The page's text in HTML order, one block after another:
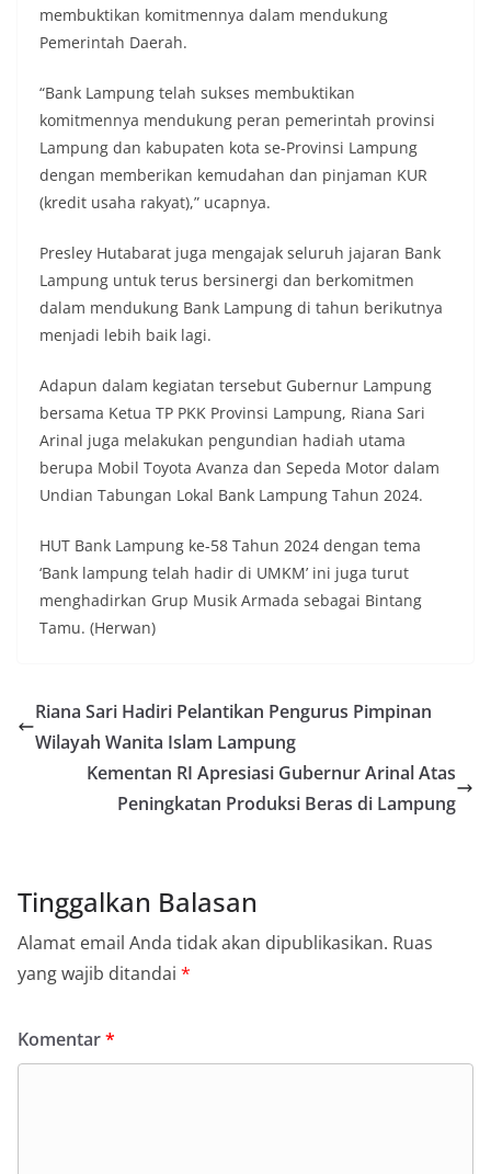
membuktikan komitmennya dalam mendukung
Pemerintah Daerah.
“Bank Lampung telah sukses membuktikan
komitmennya mendukung peran pemerintah provinsi
Lampung dan kabupaten kota se-Provinsi Lampung
dengan memberikan kemudahan dan pinjaman KUR
(kredit usaha rakyat),” ucapnya.
Presley Hutabarat juga mengajak seluruh jajaran Bank
Lampung untuk terus bersinergi dan berkomitmen
dalam mendukung Bank Lampung di tahun berikutnya
menjadi lebih baik lagi.
Adapun dalam kegiatan tersebut Gubernur Lampung
bersama Ketua TP PKK Provinsi Lampung, Riana Sari
Arinal juga melakukan pengundian hadiah utama
berupa Mobil Toyota Avanza dan Sepeda Motor dalam
Undian Tabungan Lokal Bank Lampung Tahun 2024.
HUT Bank Lampung ke-58 Tahun 2024 dengan tema
‘Bank lampung telah hadir di UMKM’ ini juga turut
menghadirkan Grup Musik Armada sebagai Bintang
Tamu. (Herwan)
Riana Sari Hadiri Pelantikan Pengurus Pimpinan
Wilayah Wanita Islam Lampung
Kementan RI Apresiasi Gubernur Arinal Atas
Peningkatan Produksi Beras di Lampung
Tinggalkan Balasan
Alamat email Anda tidak akan dipublikasikan. Ruas
yang wajib ditandai *
Komentar*